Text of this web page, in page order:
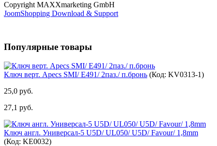
Copyright MAXXmarketing GmbH
JoomShopping Download & Support
Популярные товары
Ключ верт. Apecs SMI/ E491/ 2паз./ п.бронь (Код: KV0313-1)
25,0 руб.
27,1 руб.
Ключ англ. Универсал-5 U5D/ UL050/ U5D/ Favour/ 1,8mm
(Код: KE0032)